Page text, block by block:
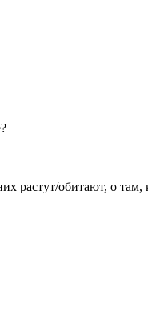
растут/обитают, о